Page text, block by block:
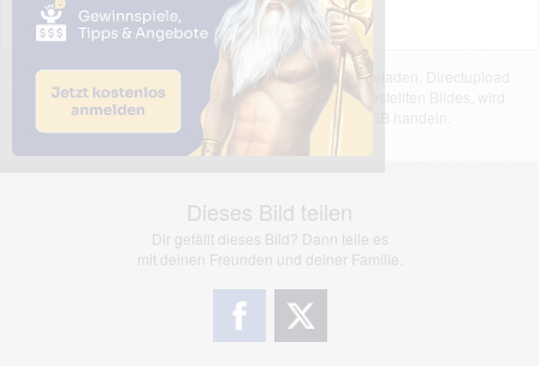
Das dargestellte Bild wurde von einem Nutzer hochgeladen. Directupload
übernimmt keinerlei Haftung für den Inhalt des dargestellten Bildes, wird
jedoch bei Verstößen nach §2(3) unserer AGB handeln.
Dieses Bild teilen
Dir gefällt dieses Bild? Dann teile es
mit deinen Freunden und deiner Familie.